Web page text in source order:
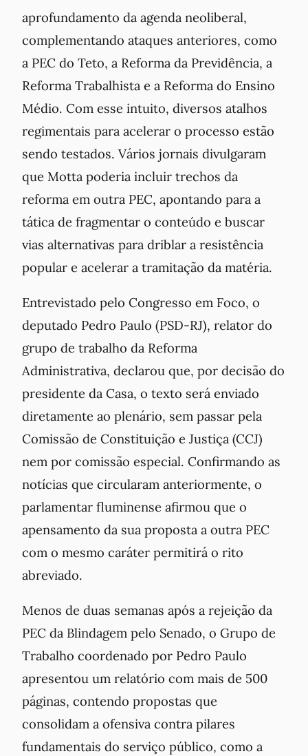
aprofundamento da agenda neoliberal,
complementando ataques anteriores, como
a PEC do Teto, a Reforma da Previdência, a
Reforma Trabalhista e a Reforma do Ensino
Médio. Com esse intuito, diversos atalhos
regimentais para acelerar o processo estão
sendo testados. Vários jornais divulgaram
que Motta poderia incluir trechos da
reforma em outra PEC, apontando para a
tática de fragmentar o conteúdo e buscar
vias alternativas para driblar a resistência
popular e acelerar a tramitação da matéria.
Entrevistado pelo Congresso em Foco, o
deputado Pedro Paulo (PSD-RJ), relator do
grupo de trabalho da Reforma
Administrativa, declarou que, por decisão do
presidente da Casa, o texto será enviado
diretamente ao plenário, sem passar pela
Comissão de Constituição e Justiça (CCJ)
nem por comissão especial. Confirmando as
notícias que circularam anteriormente, o
parlamentar fluminense afirmou que o
apensamento da sua proposta a outra PEC
com o mesmo caráter permitirá o rito
abreviado.
Menos de duas semanas após a rejeição da
PEC da Blindagem pelo Senado, o Grupo de
Trabalho coordenado por Pedro Paulo
apresentou um relatório com mais de 500
páginas, contendo propostas que
consolidam a ofensiva contra pilares
fundamentais do serviço público, como a